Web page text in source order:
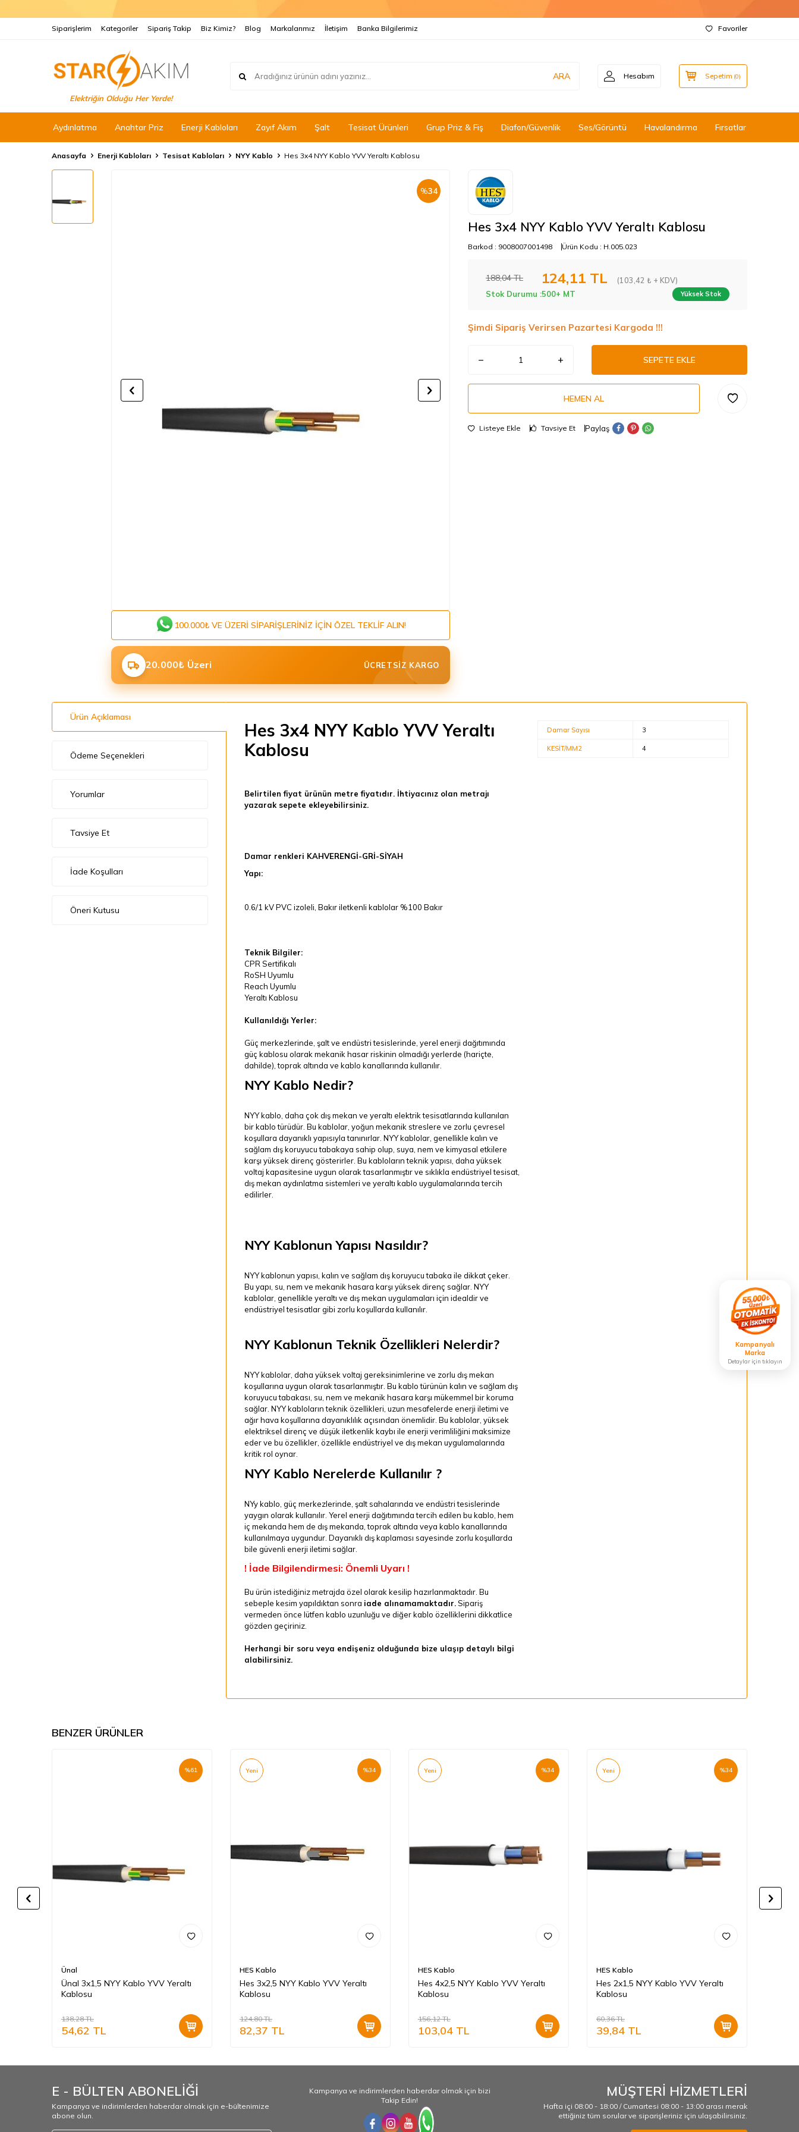
Siparişlerim Kategoriler Sipariş Takip Biz Kimiz? Blog Markalarımız İletişim Banka Bilgilerimiz Favoriler
Elektriğin Olduğu Her Yerde!
ARA Hesabım Sepetim (0)
Aydınlatma Anahtar Priz Enerji Kabloları Zayıf Akım Şalt Tesisat Ürünleri Grup Priz & Fiş Diafon/Güvenlik Ses/Görüntü Havalandırma Fırsatlar
Anasayfa Enerji Kabloları Tesisat Kabloları NYY Kablo Hes 3x4 NYY Kablo YVV Yeraltı Kablosu
%34
100.000₺ VE ÜZERI SIPARIŞLERINIZ IÇIN ÖZEL TEKLIF ALIN!
20.000₺ Üzeri ÜCRETSIZ KARGO
Hes 3x4 NYY Kablo YVV Yeraltı Kablosu
Barkod : 9008007001498 Ürün Kodu : H.005.023
188,04TL 124,11 TL
(103,42 ₺ + KDV)
Stok Durumu :500+ MT Yüksek Stok
Şimdi Sipariş Verirsen Pazartesi Kargoda !!!
SEPETE EKLE
HEMEN AL
Listeye Ekle Tavsiye Et Paylaş
Ürün Açıklaması
Ödeme Seçenekleri
Yorumlar
Tavsiye Et
İade Koşulları
Öneri Kutusu
Hes 3x4 NYY Kablo YVV Yeraltı
Kablosu
Belirtilen fiyat ürünün metre fiyatıdır. İhtiyacınız olan metrajı
yazarak sepete ekleyebilirsiniz.
Damar renkleri KAHVERENGİ-GRİ-SİYAH
Yapı:
0.6/1 kV PVC izoleli, Bakır iletkenli kablolar %100 Bakır
Teknik Bilgiler:
CPR Sertifikalı
RoSH Uyumlu
Reach Uyumlu
Yeraltı Kablosu
Kullanıldığı Yerler:
Güç merkezlerinde, şalt ve endüstri tesislerinde, yerel enerji dağıtımında
güç kablosu olarak mekanik hasar riskinin olmadığı yerlerde (hariçte,
dahilde), toprak altında ve kablo kanallarında kullanılır.
NYY Kablo Nedir?
NYY kablo, daha çok dış mekan ve yeraltı elektrik tesisatlarında kullanılan
bir kablo türüdür. Bu kablolar, yoğun mekanik streslere ve zorlu çevresel
koşullara dayanıklı yapısıyla tanınırlar. NYY kablolar, genellikle kalın ve
sağlam dış koruyucu tabakaya sahip olup, suya, nem ve kimyasal etkilere
karşı yüksek direnç gösterirler. Bu kabloların teknik yapısı, daha yüksek
voltaj kapasitesine uygun olarak tasarlanmıştır ve sıklıkla endüstriyel tesisat,
dış mekan aydınlatma sistemleri ve yeraltı kablo uygulamalarında tercih
edilirler.
NYY Kablonun Yapısı Nasıldır?
NYY kablonun yapısı, kalın ve sağlam dış koruyucu tabaka ile dikkat çeker.
Bu yapı, su, nem ve mekanik hasara karşı yüksek direnç sağlar. NYY
kablolar, genellikle yeraltı ve dış mekan uygulamaları için idealdir ve
endüstriyel tesisatlar gibi zorlu koşullarda kullanılır.
NYY Kablonun Teknik Özellikleri Nelerdir?
NYY kablolar, daha yüksek voltaj gereksinimlerine ve zorlu dış mekan
koşullarına uygun olarak tasarlanmıştır. Bu kablo türünün kalın ve sağlam dış
koruyucu tabakası, su, nem ve mekanik hasara karşı mükemmel bir koruma
sağlar. NYY kabloların teknik özellikleri, uzun mesafelerde enerji iletimi ve
ağır hava koşullarına dayanıklılık açısından önemlidir. Bu kablolar, yüksek
elektriksel direnç ve düşük iletkenlik kaybı ile enerji verimliliğini maksimize
eder ve bu özellikler, özellikle endüstriyel ve dış mekan uygulamalarında
kritik rol oynar.
NYY Kablo Nerelerde Kullanılır ?
NYy kablo, güç merkezlerinde, şalt sahalarında ve endüstri tesislerinde
yaygın olarak kullanılır. Yerel enerji dağıtımında tercih edilen bu kablo, hem
iç mekanda hem de dış mekanda, toprak altında veya kablo kanallarında
kullanılmaya uygundur. Dayanıklı dış kaplaması sayesinde zorlu koşullarda
bile güvenli enerji iletimi sağlar.
! İade Bilgilendirmesi: Önemli Uyarı !
Bu ürün istediğiniz metrajda özel olarak kesilip hazırlanmaktadır. Bu
sebeple kesim yapıldıktan sonra iade alınamamaktadır. Sipariş
vermeden önce lütfen kablo uzunluğu ve diğer kablo özelliklerini dikkatlice
gözden geçiriniz.
Herhangi bir soru veya endişeniz olduğunda bize ulaşıp detaylı bilgi
alabilirsiniz.
Damar Sayısı 3
KESİT/MM2 4
BENZER ÜRÜNLER
%61
Ünal
Ünal 3x1,5 NYY Kablo YVV Yeraltı
Kablosu
138,28TL
54,62 TL
%34
Yeni
HES Kablo
Hes 3x2,5 NYY Kablo YVV Yeraltı
Kablosu
124,80TL
82,37 TL
%34
Yeni
HES Kablo
Hes 4x2,5 NYY Kablo YVV Yeraltı
Kablosu
156,12TL
103,04 TL
%34
Yeni
HES Kablo
Hes 2x1,5 NYY Kablo YVV Yeraltı
Kablosu
60,36TL
39,84 TL
E - BÜLTEN ABONELİĞİ
Kampanya ve indirimlerden haberdar olmak için e-bültenimize
abone olun.
Kampanya ve indirimlerden haberdar olmak için bizi
Takip Edin!
MÜŞTERİ HİZMETLERİ
Hafta içi 08:00 - 18:00 / Cumartesi 08:00 - 13:00 arası merak
ettiğiniz tüm sorular ve siparişleriniz için ulaşabilirsiniz.
Kampanyalı
Marka
Detaylar için tıklayın